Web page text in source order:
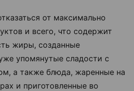
от максимально
и всего, что содержит
жиры, созданные
упомянутые сладости с
а также блюда, жаренные на
и приготовленные во